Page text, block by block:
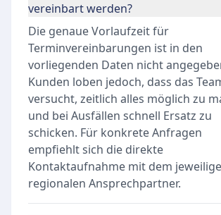
vereinbart werden?
Die genaue Vorlaufzeit für
Terminvereinbarungen ist in den
vorliegenden Daten nicht
Kunden loben jedoch, dass das
versucht, zeitlich alles möglich zu
und bei Ausfällen schnell Ersatz zu
schicken. Für konkrete Anfragen
empfiehlt sich die direkte
Kontaktaufnahme mit dem
regionalen Ansprechpartner.